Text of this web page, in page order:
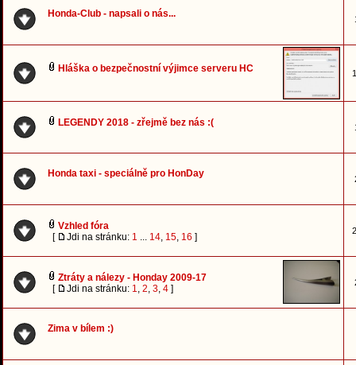
Honda-Club - napsali o nás...
Hláška o bezpečnostní výjimce serveru HC
LEGENDY 2018 - zřejmě bez nás :(
Honda taxi - speciálně pro HonDay
Vzhled fóra
[
Jdi na stránku: 1 ... 14, 15, 16 ]
Ztráty a nálezy - Honday 2009-17
[
Jdi na stránku: 1, 2, 3, 4 ]
Zima v bílem :)